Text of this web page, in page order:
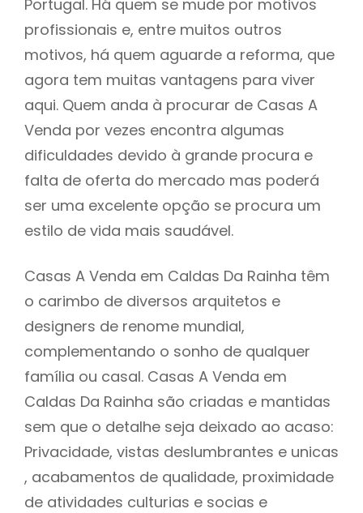
Portugal. Há quem se mude por motivos
profissionais e, entre muitos outros
motivos, há quem aguarde a reforma, que
agora tem muitas vantagens para viver
aqui. Quem anda à procurar de Casas A
Venda por vezes encontra algumas
dificuldades devido à grande procura e
falta de oferta do mercado mas poderá
ser uma excelente opção se procura um
estilo de vida mais saudável.
Casas A Venda em Caldas Da Rainha têm
o carimbo de diversos arquitetos e
designers de renome mundial,
complementando o sonho de qualquer
família ou casal. Casas A Venda em
Caldas Da Rainha são criadas e mantidas
sem que o detalhe seja deixado ao acaso:
Privacidade, vistas deslumbrantes e unicas
, acabamentos de qualidade, proximidade
de atividades culturias e socias e